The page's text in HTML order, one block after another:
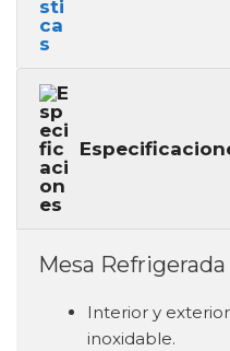
Mesa
Interior y
inoxidable.